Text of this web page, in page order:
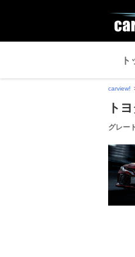
ト
carview!
ト
グレー